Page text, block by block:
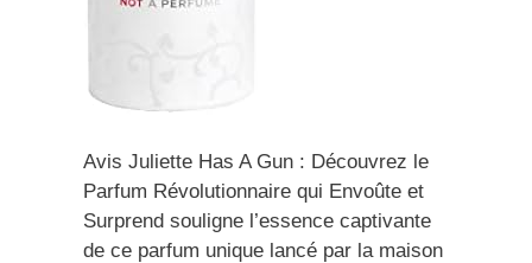
Avis Juliette Has A Gun : Découvrez le
Parfum Révolutionnaire qui Envoûte et
Surprend souligne l’essence captivante
de ce parfum unique lancé par la maison